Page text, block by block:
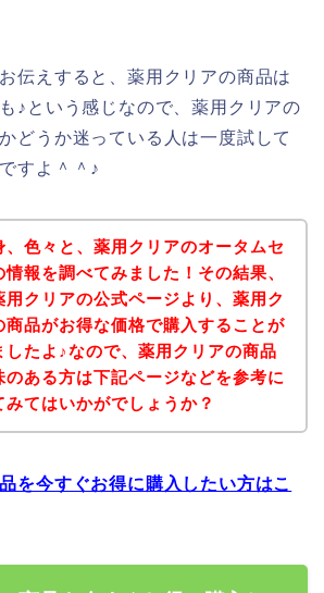
伝えすると、薬用クリアの商品は
♪という感じなので、薬用クリアの
どうか迷っている人は一度試して
すよ＾＾♪
、色々と、薬用クリアのオータムセ
情報を調べてみました！その結果、
用クリアの公式ページより、薬用ク
商品がお得な価格で購入することが
したよ♪なので、薬用クリアの商品
のある方は下記ページなどを参考に
みてはいかがでしょうか？
を今すぐお得に購入したい方はこ